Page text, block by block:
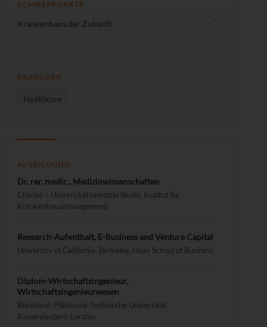
SCHWERPUNKTE
Krankenhaus der Zukunft
BRANCHEN
Healthcare
AUSBILDUNG
Dr. rer. medic., Medizinwissenschaften
Charité – Universitätsmedizin Berlin, Institut für
Krankenhausmanagement
Research-Aufenthalt, E-Business and Venture Capital
University of California, Berkeley, Haas School of Business
Diplom-Wirtschaftsingenieur,
Wirtschaftsingenieurwesen
Rheinland-Pfälzische Technische Universität
Kaiserslautern-Landau